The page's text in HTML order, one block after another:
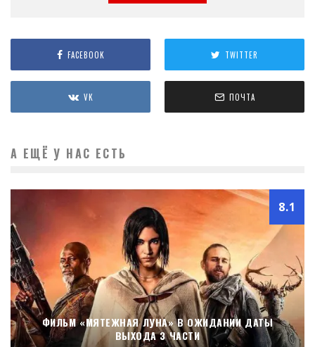
FACEBOOK TWITTER
VK ПОЧТА
А ЕЩЁ У НАС ЕСТЬ
8.1
ФИЛЬМ «МЯТЕЖНАЯ ЛУНА» В ОЖИДАНИИ ДАТЫ
ВЫХОДА 3 ЧАСТИ